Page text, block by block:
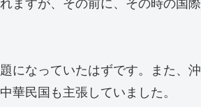
になっていたはずです。また、沖
民国も主張していました。